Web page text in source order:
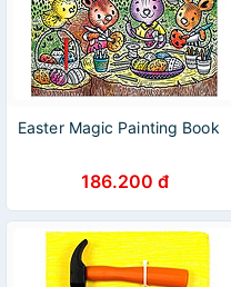
Easter Magic Painting Book
186.200 đ